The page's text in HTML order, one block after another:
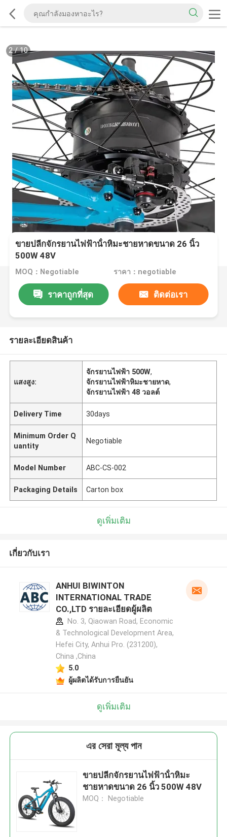
2/10
ขายปลีกจักรยานไฟฟ้าน้ําหิมะชายหาดขนาด 26 นิ้ว
500W 48V
MOQ：Negotiable ราคา：negotiable
ราคาถูกที่สุด ติดต่อเรา
รายละเอียดสินค้า
แสงสูง:
จักรยานไฟฟ้า 500W,
จักรยานไฟฟ้าหิมะชายหาด,
จักรยานไฟฟ้า 48 วอลต์
Delivery Time 30days
Minimum Order Q
uantity
Negotiable
Model Number ABC-CS-002
Packaging Details Carton box
ดูเพิ่มเติม
เกี่ยวกับเรา
ANHUI BIWINTON
INTERNATIONAL TRADE
CO.,LTD รายละเอียดผู้ผลิต
No. 3, Qiaowan Road, Economic
& Technological Development Area,
Hefei City, Anhui Pro. (231200),
China ,China
5.0
ผู้ผลิตได้รับการยืนยัน
ดูเพิ่มเติม
এর সেরা মূল্য পান
ขายปลีกจักรยานไฟฟ้าน้ําหิมะ
ชายหาดขนาด 26 นิ้ว 500W 48V
MOQ： Negotiable